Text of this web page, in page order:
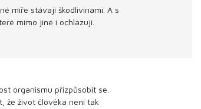
míře stávají škodlivinami. A s
mimo jiné i ochlazují.
organismu přizpůsobit se.
že život člověka není tak